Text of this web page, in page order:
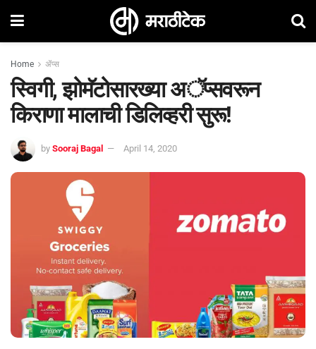
Home ॲप्स
स्विगी, झोमॅटोसारख्या अॅप्सवरून
किराणा मालाची डिलिव्हरी सुरू!
by Sooraj Bagal April 14, 2020